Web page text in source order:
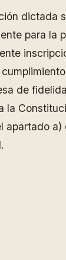
dictada
para la
de
la
apartado